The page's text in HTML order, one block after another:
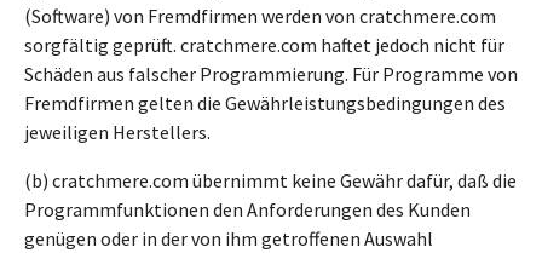
(Software) von Fremdfirmen werden von cratchmere.com
sorgfältig geprüft. cratchmere.com haftet jedoch nicht für
Schäden aus falscher Programmierung. Für Programme von
Fremdfirmen gelten die Gewährleistungsbedingungen des
jeweiligen Herstellers.
(b) cratchmere.com übernimmt keine Gewähr dafür, daß die
Programmfunktionen den Anforderungen des Kunden
genügen oder in der von ihm getroffenen Auswahl